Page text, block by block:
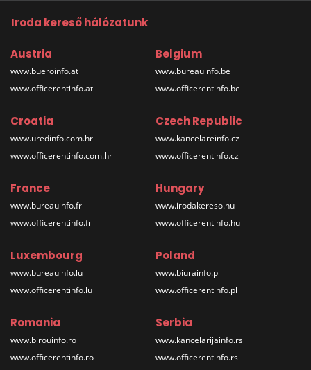
Iroda kereső hálózatunk
Austria
www.bueroinfo.at
www.officerentinfo.at
Belgium
www.bureauinfo.be
www.officerentinfo.be
Croatia
www.uredinfo.com.hr
www.officerentinfo.com.hr
Czech Republic
www.kancelareinfo.cz
www.officerentinfo.cz
France
www.bureauinfo.fr
www.officerentinfo.fr
Hungary
www.irodakereso.hu
www.officerentinfo.hu
Luxembourg
www.bureauinfo.lu
www.officerentinfo.lu
Poland
www.biurainfo.pl
www.officerentinfo.pl
Romania
www.birouinfo.ro
www.officerentinfo.ro
Serbia
www.kancelarijainfo.rs
www.officerentinfo.rs